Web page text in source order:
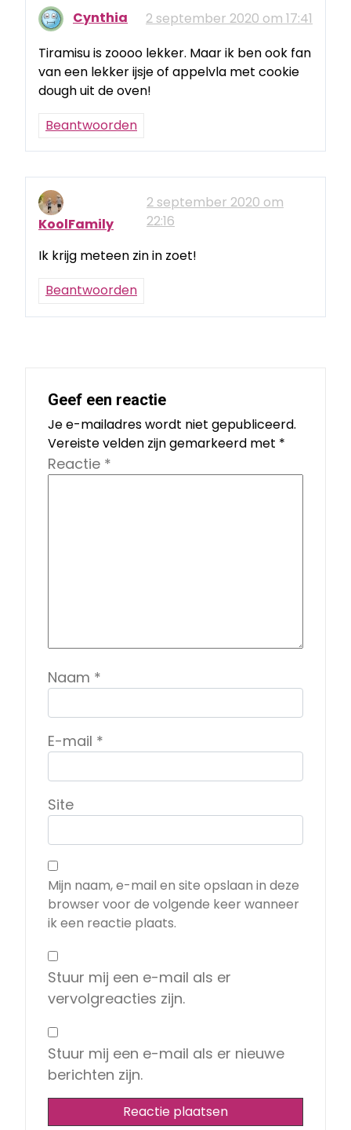
Cynthia
2 september 2020 om 17:41
Tiramisu is zoooo lekker. Maar ik ben ook fan
van een lekker ijsje of appelvla met cookie
dough uit de oven!
Beantwoorden
KoolFamily
2 september 2020 om
22:16
Ik krijg meteen zin in zoet!
Beantwoorden
Geef een reactie
Je e-mailadres wordt niet gepubliceerd.
Vereiste velden zijn gemarkeerd met *
Reactie *
Naam *
E-mail *
Site
Mijn naam, e-mail en site opslaan in deze
browser voor de volgende keer wanneer
ik een reactie plaats.
Stuur mij een e-mail als er
vervolgreacties zijn.
Stuur mij een e-mail als er nieuwe
berichten zijn.